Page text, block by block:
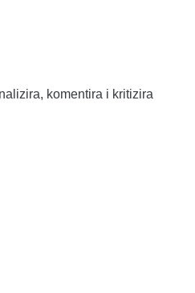
komentira i kritizira